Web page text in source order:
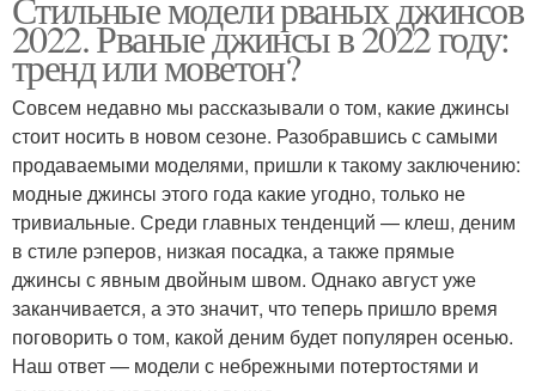
2022. Рваные джинсы в 2022 году:
тренд или моветон?
Совсем недавно мы рассказывали о том, какие джинсы
стоит носить в новом сезоне. Разобравшись с самыми
продаваемыми моделями, пришли к такому заключению:
модные джинсы этого года какие угодно, только не
тривиальные. Среди главных тенденций — клеш, деним
в стиле рэперов, низкая посадка, а также прямые
джинсы с явным двойным швом. Однако август уже
заканчивается, а это значит, что теперь пришло время
поговорить о том, какой деним будет популярен осенью.
Наш ответ — модели с небрежными потертостями и